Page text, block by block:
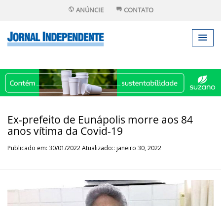
ANÚNCIE CONTATO
Ex-prefeito de Eunápolis morre aos 84
anos vítima da Covid-19
Publicado em: 30/01/2022 Atualizado:: janeiro 30, 2022